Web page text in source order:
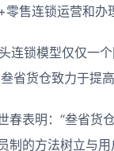
售连锁运营和办
连锁模型仅仅一
省货仓致力于提
春表明：“叁省货
制的方法树立与